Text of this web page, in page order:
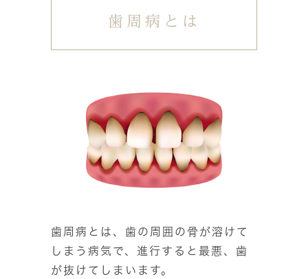
歯周病とは
歯周病とは、歯の周囲の骨が溶けて
しまう病気で、進行すると最悪、歯
が抜けてしまいます。